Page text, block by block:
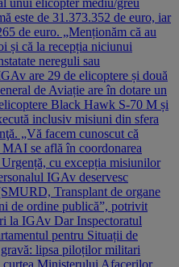
este de 31.373.352 de euro, iar
de euro. „Menționăm că au
și că la recepția niciunui
nereguli sau
are 29 de elicoptere și două
de Aviație are în dotare un
Black Hawk S-70 M și
inclusiv misiuni din sfera
„Vă facem cunoscut că
se află în coordonarea
cu excepția misiunilor
IGAv deservesc
Transplant de organe
de ordine publică”, potrivit
la IGAv Dar Inspectoratul
pentru Situații de
lipsa piloților militari
curtea Ministerului Afacerilor